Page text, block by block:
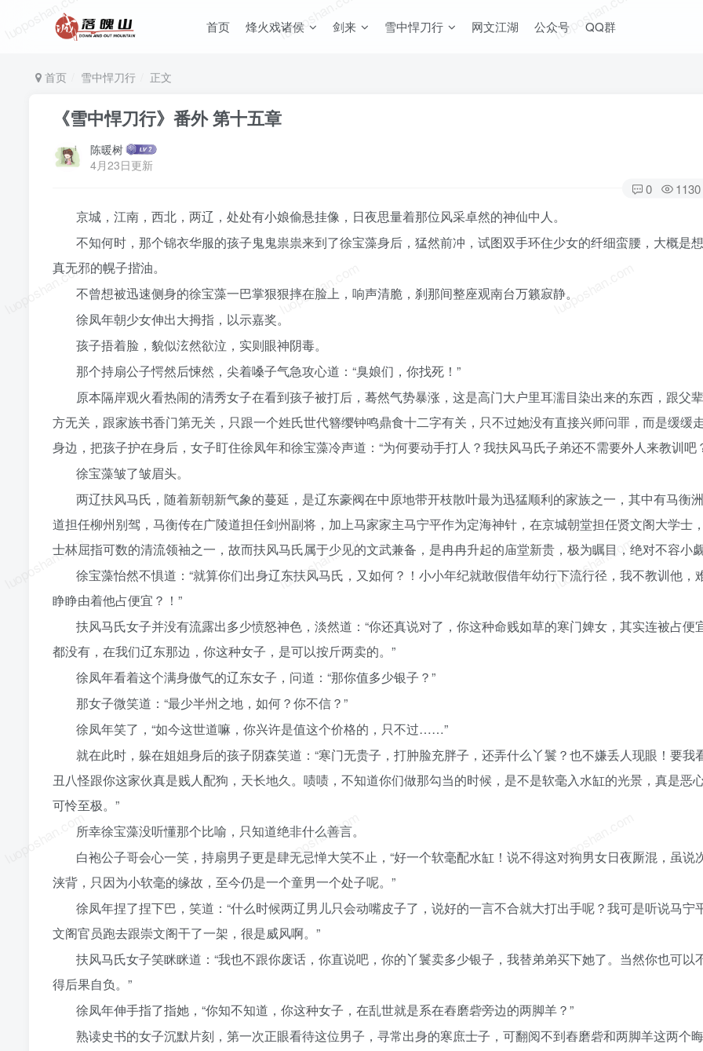
首页 烽火戏诸侯 剑来 雪中悍刀行 网文江湖 公众号 QQ群
首页 雪中悍刀行 正文
《雪中悍刀行》番外 第十五章
陈暖树
4月23日更新
0 1130
luoposhan.com
luoposhan.com
luoposhan.com
luoposhan.com
luoposhan.com
luoposhan.com
luoposhan.com
luoposhan.com
luoposhan.com
luoposhan.com
luoposhan.com
luoposhan.com
京城，江南，西北，两辽，处处有小娘偷悬挂像，日夜思量着那位风采卓然的神仙中人。
不知何时，那个锦衣华服的孩子鬼鬼祟祟来到了徐宝藻身后，猛然前冲，试图双手环住少女的纤细蛮腰，大概是
真无邪的幌子揩油。
不曾想被迅速侧身的徐宝藻一巴掌狠狠摔在脸上，响声清脆，刹那间整座观南台万籁寂静。
徐凤年朝少女伸出大拇指，以示嘉奖。
孩子捂着脸，貌似泫然欲泣，实则眼神阴毒。
那个持扇公子愕然后悚然，尖着嗓子气急攻心道：“臭娘们，你找死！”
原本隔岸观火看热闹的清秀女子在看到孩子被打后，蓦然气势暴涨，这是高门大户里耳濡目染出来的东西，跟父
方无关，跟家族书香门第无关，只跟一个姓氏世代簪缨钟鸣鼎食十二字有关，只不过她没有直接兴师问罪，而是缓缓
身边，把孩子护在身后，女子盯住徐凤年和徐宝藻冷声道：“为何要动手打人？我扶风马氏子弟还不需要外人来教训吧
徐宝藻皱了皱眉头。
两辽扶风马氏，随着新朝新气象的蔓延，是辽东豪阀在中原地带开枝散叶最为迅猛顺利的家族之一，其中有马衡
道担任柳州别驾，马衡传在广陵道担任剑州副将，加上马家家主马宁平作为定海神针，在京城朝堂担任贤文阁大学士
士林屈指可数的清流领袖之一，故而扶风马氏属于少见的文武兼备，是冉冉升起的庙堂新贵，极为瞩目，绝对不容小
徐宝藻怡然不惧道：“就算你们出身辽东扶风马氏，又如何？！小小年纪就敢假借年幼行下流行径，我不教训他，
睁睁由着他占便宜？！”
扶风马氏女子并没有流露出多少愤怒神色，淡然道：“你还真说对了，你这种命贱如草的寒门婢女，其实连被占便
都没有，在我们辽东那边，你这种女子，是可以按斤两卖的。”
徐凤年看着这个满身傲气的辽东女子，问道：“那你值多少银子？”
那女子微笑道：“最少半州之地，如何？你不信？”
徐凤年笑了，“如今这世道嘛，你兴许是值这个价格的，只不过……”
就在此时，躲在姐姐身后的孩子阴森笑道：“寒门无贵子，打肿脸充胖子，还弄什么丫鬟？也不嫌丢人现眼！要我
丑八怪跟你这家伙真是贱人配狗，天长地久。啧啧，不知道你们做那勾当的时候，是不是软毫入水缸的光景，真是恶
可怜至极。”
所幸徐宝藻没听懂那个比喻，只知道绝非什么善言。
白袍公子哥会心一笑，持扇男子更是肆无忌惮大笑不止，“好一个软毫配水缸！说不得这对狗男女日夜厮混，虽说
浃背，只因为小软毫的缘故，至今仍是一个童男一个处子呢。”
徐凤年捏了捏下巴，笑道：“什么时候两辽男儿只会动嘴皮子了，说好的一言不合就大打出手呢？我可是听说马宁
文阁官员跑去跟崇文阁干了一架，很是威风啊。”
扶风马氏女子笑眯眯道：“我也不跟你废话，你直说吧，你的丫鬟卖多少银子，我替弟弟买下她了。当然你也可以
得后果自负。”
徐凤年伸手指了指她，“你知不知道，你这种女子，在乱世就是系在舂磨砦旁边的两脚羊？”
熟读史书的女子沉默片刻，第一次正眼看待这位男子，寻常出身的寒庶士子，可翻阅不到舂磨砦和两脚羊这两个